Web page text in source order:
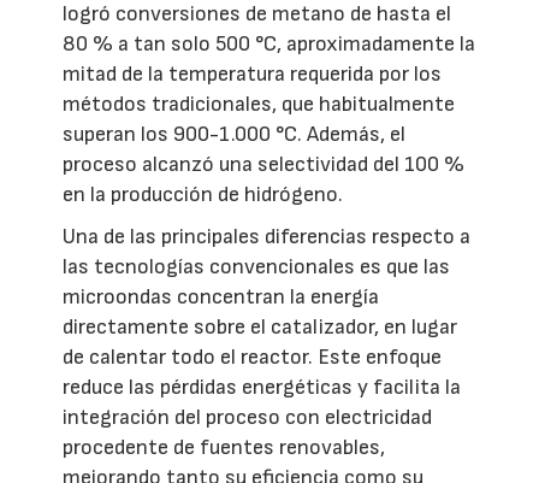
logró conversiones de metano de hasta el
80 % a tan solo 500 °C, aproximadamente la
mitad de la temperatura requerida por los
métodos tradicionales, que habitualmente
superan los 900-1.000 °C. Además, el
proceso alcanzó una selectividad del 100 %
en la producción de hidrógeno.
Una de las principales diferencias respecto a
las tecnologías convencionales es que las
microondas concentran la energía
directamente sobre el catalizador, en lugar
de calentar todo el reactor. Este enfoque
reduce las pérdidas energéticas y facilita la
integración del proceso con electricidad
procedente de fuentes renovables,
mejorando tanto su eficiencia como su